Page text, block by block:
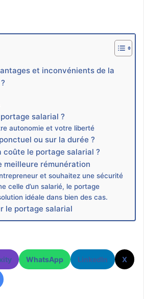
et inconvénients de la
salarial ?
autonomie et votre liberté
ou sur la durée ?
coûte le portage salarial ?
meilleure rémunération
et souhaitez une sécurité
celle d’un salarié, le portage
idéale dans bien des cas.
le portage salarial
WhatsApp LinkedIn X